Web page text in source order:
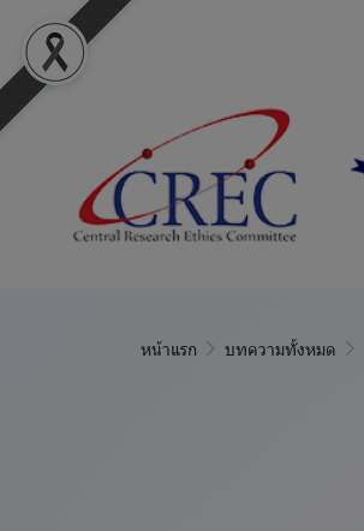
หน้าแรก บทความทั้งหมด